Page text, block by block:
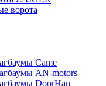
ворота
Came
AN-motors
DoorHan